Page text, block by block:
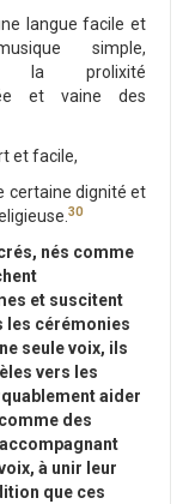
langue facile et
simple,
la prolixité
et vaine des
et facile,
certaine dignité et
30
nés comme
et suscitent
les cérémonies
seule voix, ils
vers les
aider
des
à unir leur
que ces